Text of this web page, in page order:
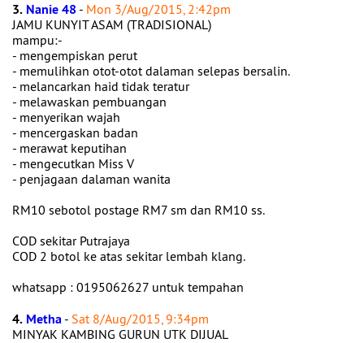
3. Nanie 48 - Mon 3/Aug/2015, 2:42pm
JAMU KUNYIT ASAM (TRADISIONAL)
mampu:-
- mengempiskan perut
- memulihkan otot-otot dalaman selepas bersalin.
- melancarkan haid tidak teratur
- melawaskan pembuangan
- menyerikan wajah
- mencergaskan badan
- merawat keputihan
- mengecutkan Miss V
- penjagaan dalaman wanita
RM10 sebotol postage RM7 sm dan RM10 ss.
COD sekitar Putrajaya
COD 2 botol ke atas sekitar lembah klang.
whatsapp : 0195062627 untuk tempahan
4. Metha - Sat 8/Aug/2015, 9:34pm
MINYAK KAMBING GURUN UTK DIJUAL